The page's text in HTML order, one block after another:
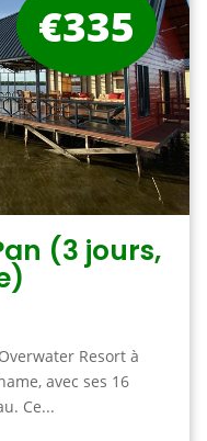
(3 jours,
Resort à
avec ses 16
Ce...
€335